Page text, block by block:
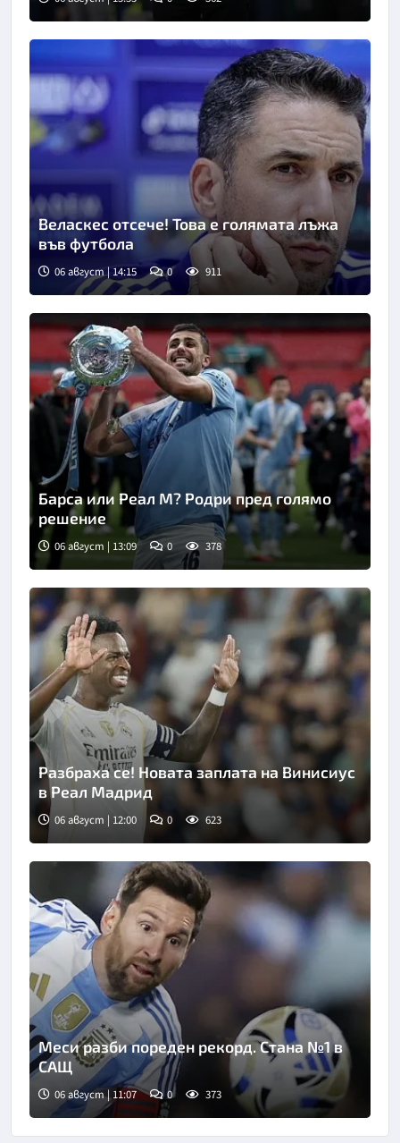
Веласкес отсече! Това е голямата лъжа
във футбола
06 август | 14:15 0 911
Барса или Реал М? Родри пред голямо
решение
06 август | 13:09 0 378
Разбраха се! Новата заплата на Винисиус
в Реал Мадрид
06 август | 12:00 0 623
Меси разби пореден рекорд. Стана №1 в
САЩ
06 август | 11:07 0 373